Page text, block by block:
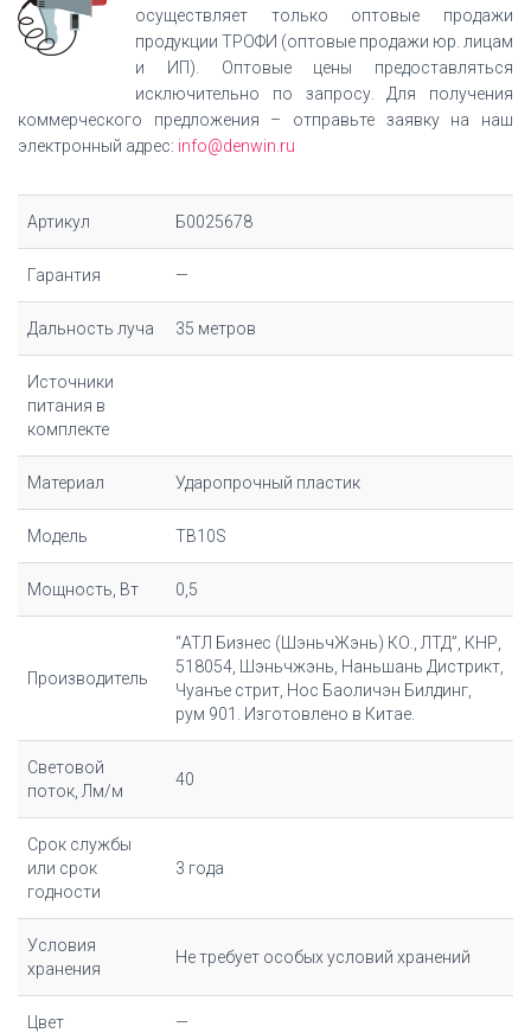
осуществляет только оптовые продажи
продукции ТРОФИ (оптовые продажи юр. лицам
и ИП). Оптовые цены предоставляться
исключительно по запросу. Для получения
коммерческого предложения – отправьте заявку на наш
электронный адрес: info@denwin.ru
Артикул Б0025678
Гарантия —
Дальность луча 35 метров
Источники
питания в
комплекте
Материал Ударопрочный пластик
Модель TB10S
Мощность, Вт 0,5
Производитель
“АТЛ Бизнес (ШэньчЖэнь) КО., ЛТД”, КНР,
518054, Шэньчжэнь, Наньшань Дистрикт,
Чуанъе стрит, Нос Баоличэн Билдинг,
рум 901. Изготовлено в Китае.
Световой
поток, Лм/м
40
Срок службы
или срок
годности
3 года
Условия
хранения
Не требует особых условий хранений
Цвет —